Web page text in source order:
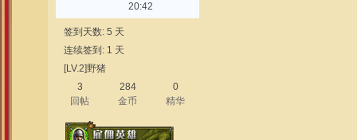
20:42
签到天数: 5 天
连续签到: 1 天
[LV.2]野猪
3
回帖
284
金币
0
精华